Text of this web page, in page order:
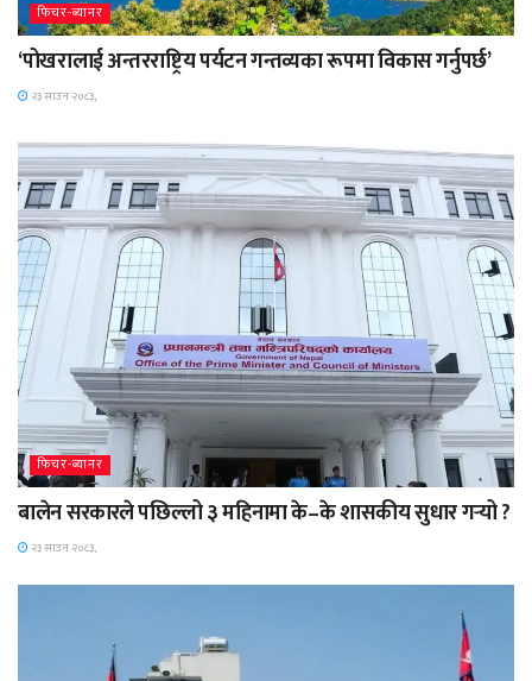
फिचर-ब्यानर
‘पोखरालाई अन्तरराष्ट्रिय पर्यटन गन्तव्यका रूपमा विकास गर्नुपर्छ’
२३ साउन २०८३,
फिचर-ब्यानर
बालेन सरकारले पछिल्लो ३ महिनामा के–के शासकीय सुधार गर्‍यो ?
२३ साउन २०८३,